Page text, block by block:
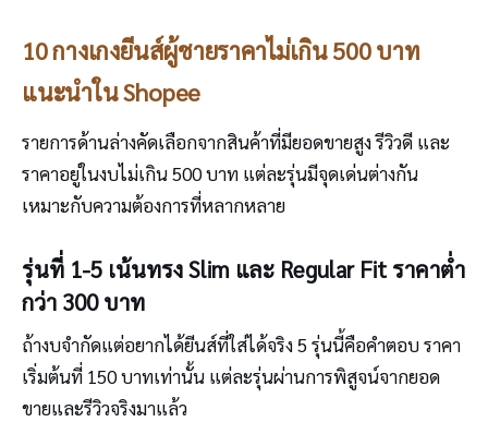
10 กางเกงยีนส์ผู้ชายราคาไม่เกิน 500 บาท
แนะนำใน Shopee
รายการด้านล่างคัดเลือกจากสินค้าที่มียอดขายสูง รีวิวดี และ
ราคาอยู่ในงบไม่เกิน 500 บาท แต่ละรุ่นมีจุดเด่นต่างกัน
เหมาะกับความต้องการที่หลากหลาย
รุ่นที่ 1-5 เน้นทรง Slim และ Regular Fit ราคาต่ำ
กว่า 300 บาท
ถ้างบจำกัดแต่อยากได้ยีนส์ที่ใส่ได้จริง 5 รุ่นนี้คือคำตอบ ราคา
เริ่มต้นที่ 150 บาทเท่านั้น แต่ละรุ่นผ่านการพิสูจน์จากยอด
ขายและรีวิวจริงมาแล้ว